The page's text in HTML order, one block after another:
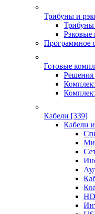
Трибуны и
Программное
Готовые
Решения
Кабели [339]
Кабели